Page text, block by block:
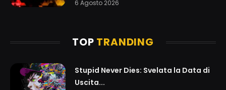
6 Agosto 2026
TOP TRANDING
Stupid Never Dies: Svelata la Data di
Uscita...